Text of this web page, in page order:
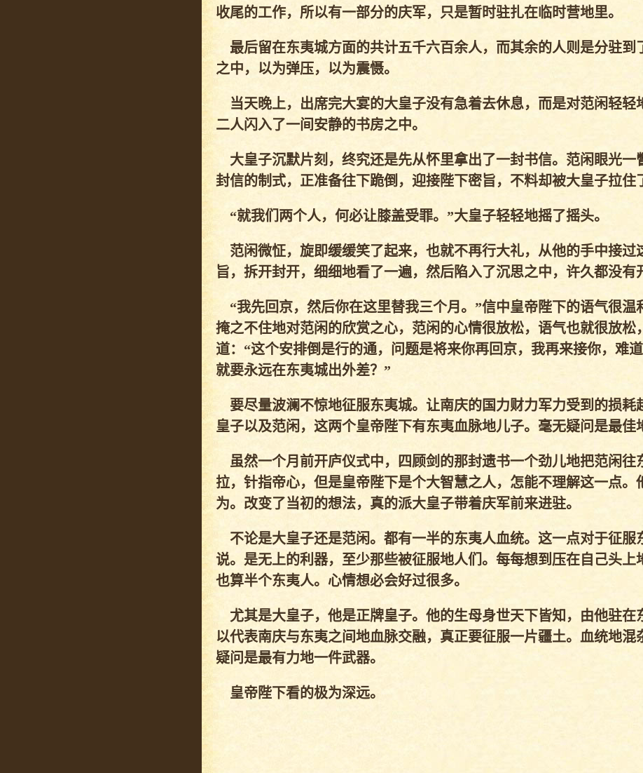
收尾的工作，所以有一部分的庆军，只是暂时驻扎在临时营地里。
最后留在东夷城方面的共计五千六百余人，而其余的人则是分驻到
之中，以为弹压，以为震慑。
当天晚上，出席完大宴的大皇子没有急着去休息，而是对范闲轻轻
二人闪入了一间安静的书房之中。
大皇子沉默片刻，终究还是先从怀里拿出了一封书信。范闲眼光一
封信的制式，正准备往下跪倒，迎接陛下密旨，不料却被大皇子拉住
“就我们两个人，何必让膝盖受罪。”大皇子轻轻地摇了摇头。
范闲微怔，旋即缓缓笑了起来，也就不再行大礼，从他的手中接过
旨，拆开封开，细细地看了一遍，然后陷入了沉思之中，许久都没有
“我先回京，然后你在这里替我三个月。”信中皇帝陛下的语气很温
掩之不住地对范闲的欣赏之心，范闲的心情很放松，语气也就很放松
道：“这个安排倒是行的通，问题是将来你再回京，我再来接你，难
就要永远在东夷城出外差？”
要尽量波澜不惊地征服东夷城。让南庆的国力财力军力受到的损耗
皇子以及范闲，这两个皇帝陛下有东夷血脉地儿子。毫无疑问是最佳
虽然一个月前开庐仪式中，四顾剑的那封遗书一个劲儿地把范闲往
拉，针指帝心，但是皇帝陛下是个大智慧之人，怎能不理解这一点。
为。改变了当初的想法，真的派大皇子带着庆军前来进驻。
不论是大皇子还是范闲。都有一半的东夷人血统。这一点对于征服
说。是无上的利器，至少那些被征服地人们。每每想到压在自己头上
也算半个东夷人。心情想必会好过很多。
尤其是大皇子，他是正牌皇子。他的生母身世天下皆知，由他驻在
以代表南庆与东夷之间地血脉交融，真正要征服一片疆土。血统地混
疑问是最有力地一件武器。
皇帝陛下看的极为深远。